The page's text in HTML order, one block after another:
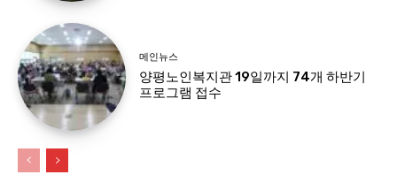
메인뉴스
양평노인복지관 19일까지 74개 하반기
프로그램 접수